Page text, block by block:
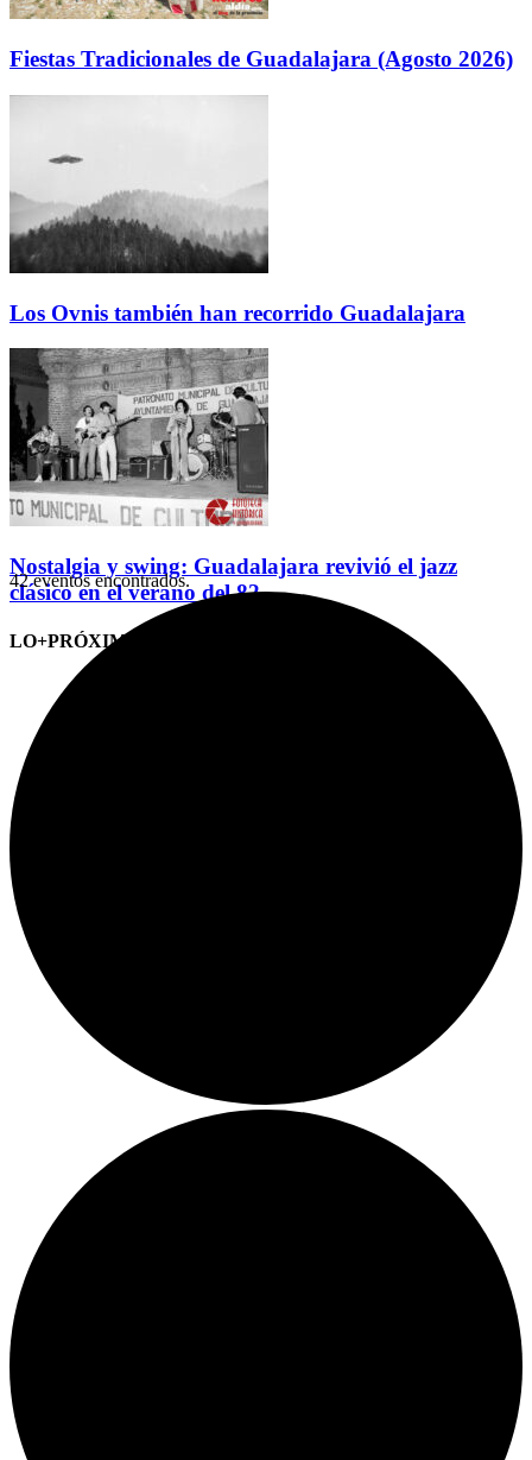
Fiestas Tradicionales de Guadalajara (Agosto 2026)
Los Ovnis también han recorrido Guadalajara
Nostalgia y swing: Guadalajara revivió el jazz
clásico en el verano del 82
LO+PRÓXIMO (CITAS)
42 eventos encontrados.